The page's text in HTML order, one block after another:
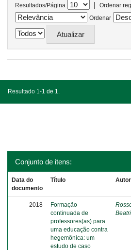
Resultados/Página |
Ordenar
Ordenar
Resultado 1-1 de 1.
Conjunto de itens:
Data do
documento
Título
2018
Formação
continuada de
professores(as) para
uma educação contra
hegemônica: um
estudo de caso